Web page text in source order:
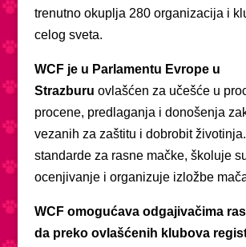
trenutno okuplja 280 organizacija i
celog sveta.
WCF je u Parlamentu Evrope u
Strazburu ovlašćen za učešće u
procene, predlaganja i donošenja
vezanih za zaštitu i dobrobit
standarde za rasne mačke, školuje
ocenjivanje i organizuje izložbe
WCF omogućava odgajivačima
da preko ovlašćenih klubova